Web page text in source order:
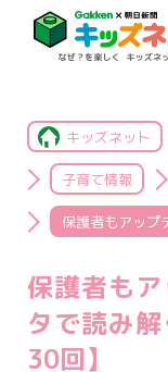
キッズネット
子育て情報
保護者も
タで読み
30回】